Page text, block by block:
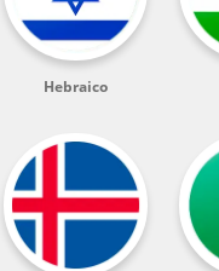
Hebraico